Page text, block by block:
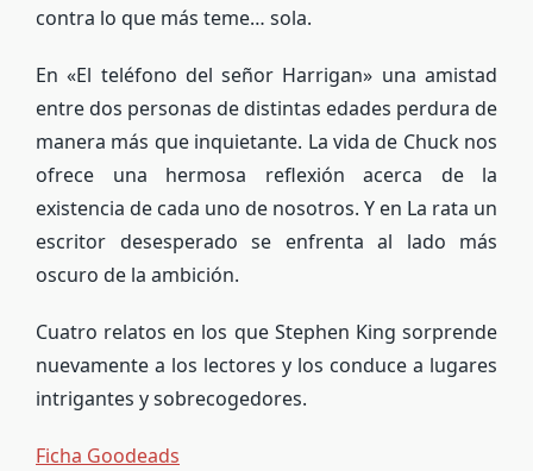
contra lo que más teme… sola.
En «El teléfono del señor Harrigan» una amistad
entre dos personas de distintas edades perdura de
manera más que inquietante. La vida de Chuck nos
ofrece una hermosa reflexión acerca de la
existencia de cada uno de nosotros. Y en La rata un
escritor desesperado se enfrenta al lado más
oscuro de la ambición.
Cuatro relatos en los que Stephen King sorprende
nuevamente a los lectores y los conduce a lugares
intrigantes y sobrecogedores.
Ficha Goodeads